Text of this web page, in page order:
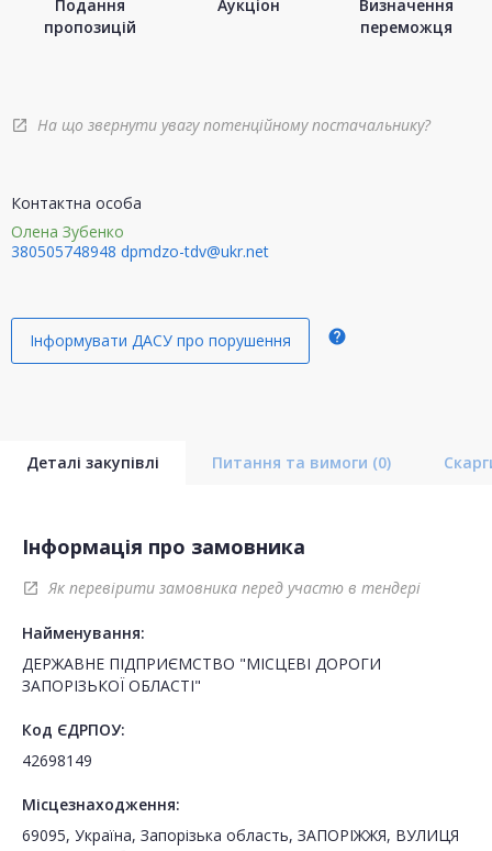
Подання
пропозицій
Аукціон
Визначення
переможця
open_in_new На що звернути увагу потенційному постачальнику?
Контактна особа
Олена Зубенко
380505748948 dpmdzo-tdv@ukr.net
Інформувати ДАСУ про порушення help
Деталі закупівлі Питання та вимоги (0)
Інформація про замовника
open_in_new Як перевірити замовника перед участю в тендері
Найменування:
ДЕРЖАВНЕ ПІДПРИЄМСТВО "МІСЦЕВІ ДОРОГИ
ЗАПОРІЗЬКОЇ ОБЛАСТІ"
Код ЄДРПОУ:
42698149
Місцезнаходження:
69095, Україна, Запорізька область, ЗАПОРІЖЖЯ, ВУЛИЦЯ